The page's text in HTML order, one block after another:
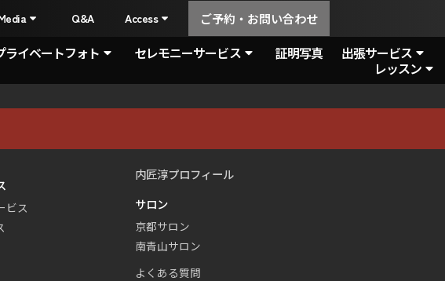
Q&A Access ご予約・お問い合わせ
ライベートフォト セレモニーサービス 証明写真
出張サービス
レッスン
ビス
内匠淳プロフィール
サロン
京都サロン
南青山サロン
よくある質問